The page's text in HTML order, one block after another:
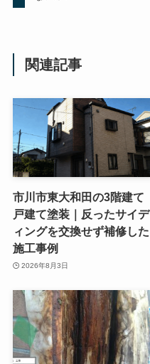
関連記事
市川市東大和田の3階建て
戸建て塗装｜反ったサイデ
ィングを交換せず補修した
施工事例
2026年8月3日